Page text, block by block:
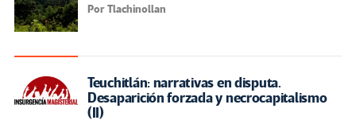
Por Tlachinollan
Teuchitlán: narrativas en disputa.
Desaparición forzada y necrocapitalismo
(II)